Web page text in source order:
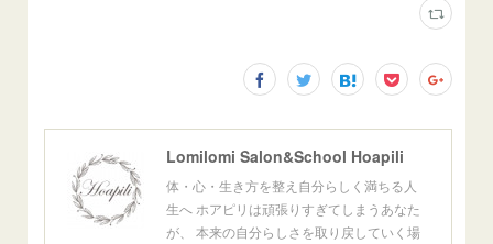
Lomilomi Salon&School Hoapili
体・心・生き方を整え自分らしく満ちる人
生へ ホアピリは頑張りすぎてしまうあなた
が、 本来の自分らしさを取り戻していく場